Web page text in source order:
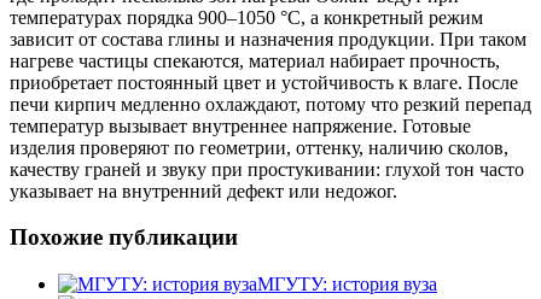
температурах порядка 900–1050 °C, а конкретный режим
зависит от состава глины и назначения продукции. При таком
нагреве частицы спекаются, материал набирает прочность,
приобретает постоянный цвет и устойчивость к влаге. После
печи кирпич медленно охлаждают, потому что резкий перепад
температур вызывает внутреннее напряжение. Готовые
изделия проверяют по геометрии, оттенку, наличию сколов,
качеству граней и звуку при простукивании: глухой тон часто
указывает на внутренний дефект или недожог.
Похожие публикации
МГУТУ: история вуза